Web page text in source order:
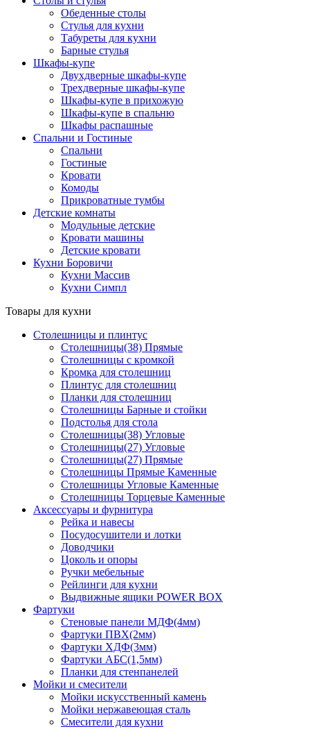
Обеденные столы
Стулья для кухни
Табуреты для кухни
Барные стулья
Шкафы-купе
Двухдверные шкафы-купе
Трехдверные шкафы-купе
Шкафы-купе в прихожую
Шкафы-купе в спальню
Шкафы распашные
Спальни и Гостиные
Спальни
Гостиные
Кровати
Комоды
Прикроватные тумбы
Детские комнаты
Модульные детские
Кровати машины
Детские кровати
Кухни Боровичи
Кухни Массив
Кухни Симпл
Товары для кухни
Столешницы и плинтус
Столешницы(38) Прямые
Столешницы с кромкой
Кромка для столешниц
Плинтус для столешниц
Планки для столешниц
Столешницы Барные и стойки
Подстолья для стола
Столешницы(38) Угловые
Столешницы(27) Угловые
Столешницы(27) Прямые
Столешницы Прямые Каменные
Столешницы Угловые Каменные
Столешницы Торцевые Каменные
Аксессуары и фурнитура
Рейка и навесы
Посудосушители и лотки
Доводчики
Цоколь и опоры
Ручки мебельные
Рейлинги для кухни
Выдвижные ящики POWER BOX
Фартуки
Стеновые панели МДФ(4мм)
Фартуки ПВХ(2мм)
Фартуки ХДФ(3мм)
Фартуки АБС(1,5мм)
Планки для стенпанелей
Мойки и смесители
Мойки искусственный камень
Мойки нержавеющая сталь
Смесители для кухни